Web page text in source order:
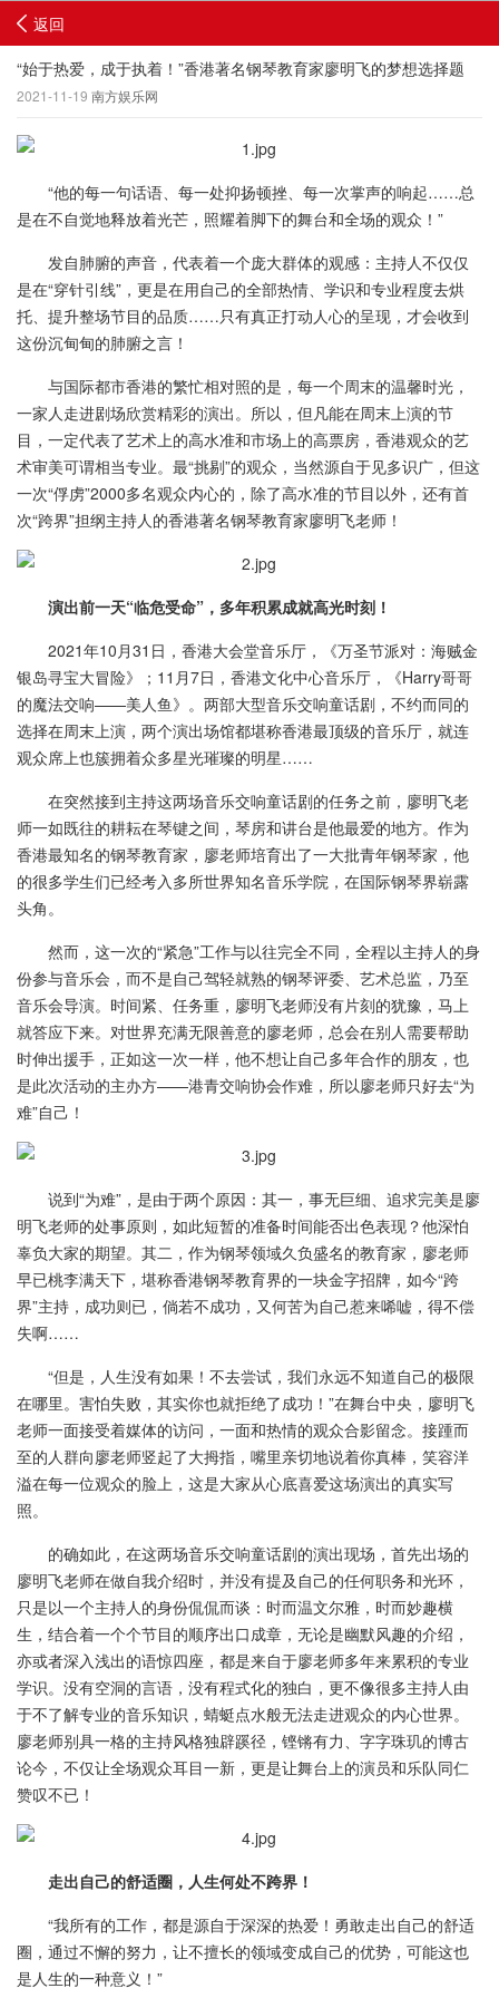
返回
“始于热爱，成于执着！”香港著名钢琴教育家廖明飞的梦想选择题
2021-11-19 南方娱乐网
“他的每一句话语、每一处抑扬顿挫、每一次掌声的响起……总
是在不自觉地释放着光芒，照耀着脚下的舞台和全场的观众！”
发自肺腑的声音，代表着一个庞大群体的观感：主持人不仅仅
是在“穿针引线”，更是在用自己的全部热情、学识和专业程度去烘
托、提升整场节目的品质……只有真正打动人心的呈现，才会收到
这份沉甸甸的肺腑之言！
与国际都市香港的繁忙相对照的是，每一个周末的温馨时光，
一家人走进剧场欣赏精彩的演出。所以，但凡能在周末上演的节
目，一定代表了艺术上的高水准和市场上的高票房，香港观众的艺
术审美可谓相当专业。最“挑剔”的观众，当然源自于见多识广，但这
一次“俘虏”2000多名观众内心的，除了高水准的节目以外，还有首
次“跨界”担纲主持人的香港著名钢琴教育家廖明飞老师！
演出前一天“临危受命”，多年积累成就高光时刻！
2021年10月31日，香港大会堂音乐厅，《万圣节派对：海贼金
银岛寻宝大冒险》；11月7日，香港文化中心音乐厅，《Harry哥哥
的魔法交响——美人鱼》。两部大型音乐交响童话剧，不约而同的
选择在周末上演，两个演出场馆都堪称香港最顶级的音乐厅，就连
观众席上也簇拥着众多星光璀璨的明星……
在突然接到主持这两场音乐交响童话剧的任务之前，廖明飞老
师一如既往的耕耘在琴键之间，琴房和讲台是他最爱的地方。作为
香港最知名的钢琴教育家，廖老师培育出了一大批青年钢琴家，他
的很多学生们已经考入多所世界知名音乐学院，在国际钢琴界崭露
头角。
然而，这一次的“紧急”工作与以往完全不同，全程以主持人的身
份参与音乐会，而不是自己驾轻就熟的钢琴评委、艺术总监，乃至
音乐会导演。时间紧、任务重，廖明飞老师没有片刻的犹豫，马上
就答应下来。对世界充满无限善意的廖老师，总会在别人需要帮助
时伸出援手，正如这一次一样，他不想让自己多年合作的朋友，也
是此次活动的主办方——港青交响协会作难，所以廖老师只好去“为
难”自己！
说到“为难”，是由于两个原因：其一，事无巨细、追求完美是廖
明飞老师的处事原则，如此短暂的准备时间能否出色表现？他深怕
辜负大家的期望。其二，作为钢琴领域久负盛名的教育家，廖老师
早已桃李满天下，堪称香港钢琴教育界的一块金字招牌，如今“跨
界”主持，成功则已，倘若不成功，又何苦为自己惹来唏嘘，得不偿
失啊……
“但是，人生没有如果！不去尝试，我们永远不知道自己的极限
在哪里。害怕失败，其实你也就拒绝了成功！”在舞台中央，廖明飞
老师一面接受着媒体的访问，一面和热情的观众合影留念。接踵而
至的人群向廖老师竖起了大拇指，嘴里亲切地说着你真棒，笑容洋
溢在每一位观众的脸上，这是大家从心底喜爱这场演出的真实写
照。
的确如此，在这两场音乐交响童话剧的演出现场，首先出场的
廖明飞老师在做自我介绍时，并没有提及自己的任何职务和光环，
只是以一个主持人的身份侃侃而谈：时而温文尔雅，时而妙趣横
生，结合着一个个节目的顺序出口成章，无论是幽默风趣的介绍，
亦或者深入浅出的语惊四座，都是来自于廖老师多年来累积的专业
学识。没有空洞的言语，没有程式化的独白，更不像很多主持人由
于不了解专业的音乐知识，蜻蜓点水般无法走进观众的内心世界。
廖老师别具一格的主持风格独辟蹊径，铿锵有力、字字珠玑的博古
论今，不仅让全场观众耳目一新，更是让舞台上的演员和乐队同仁
赞叹不已！
走出自己的舒适圈，人生何处不跨界！
“我所有的工作，都是源自于深深的热爱！勇敢走出自己的舒适
圈，通过不懈的努力，让不擅长的领域变成自己的优势，可能这也
是人生的一种意义！”